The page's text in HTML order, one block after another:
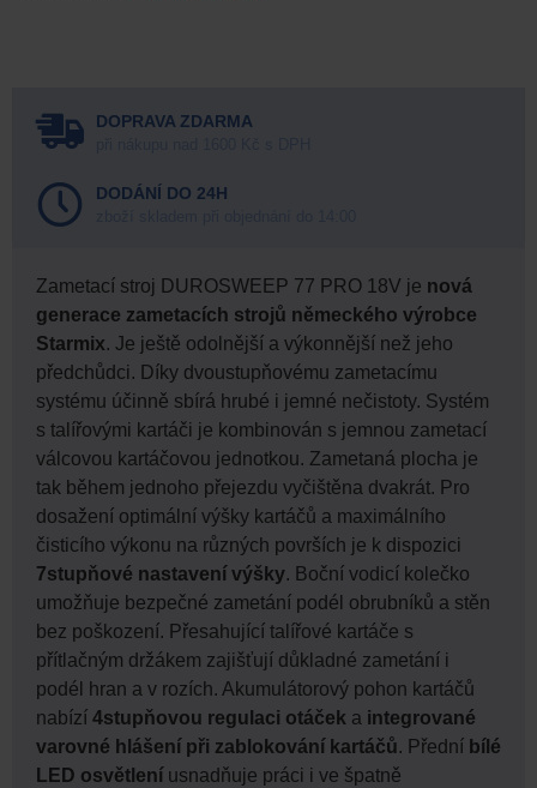
DOPRAVA ZDARMA
DODÁNÍ DO 24H
Zametací stroj DUROSWEEP 77 PRO 18V je nová
generace zametacích strojů německého výrobce
Starmix. Je ještě odolnější a výkonnější než jeho
předchůdci. Díky dvoustupňovému zametacímu
systému účinně sbírá hrubé i jemné nečistoty. Systém
s talířovými kartáči je kombinován s jemnou zametací
válcovou kartáčovou jednotkou. Zametaná plocha je
tak během jednoho přejezdu vyčištěna dvakrát. Pro
dosažení optimální výšky kartáčů a maximálního
čisticího výkonu na různých površích je k dispozici
7stupňové nastavení výšky. Boční vodicí kolečko
umožňuje bezpečné zametání podél obrubníků a stěn
bez poškození. Přesahující talířové kartáče s
přítlačným držákem zajišťují důkladné zametání i
podél hran a v rozích. Akumulátorový pohon kartáčů
nabízí 4stupňovou regulaci otáček a integrované
varovné hlášení při zablokování kartáčů. Přední bílé
LED osvětlení usnadňuje práci i ve špatně